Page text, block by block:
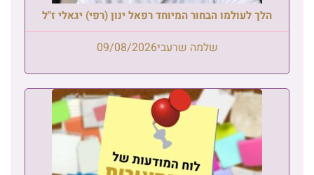
הלך לעולמו הבחור המיוחד רפאל ינון (רפי) יגאלי ז"ל
שלמה שרעבי09/08/2026